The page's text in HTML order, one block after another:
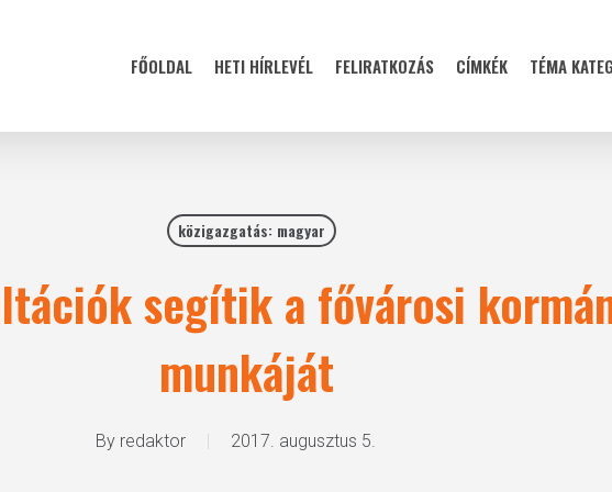
FŐOLDAL HETI HÍRLEVÉL FELIRATKOZÁS CÍMKÉK TÉMA
közigazgatás: magyar
segítik a fővárosi
munkáját
By redaktor 2017. augusztus 5.